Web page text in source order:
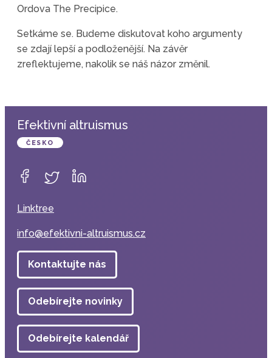
Ordova The Precipice.
Setkáme se. Budeme diskutovat koho argumenty
se zdají lepší a podloženější. Na závěr
zreflektujeme, nakolik se náš názor změnil.
Efektivní altruismus
ČESKO
Linktree
info@efektivni-altruismus.cz
Kontaktujte nás
Odebírejte novinky
Odebírejte kalendář